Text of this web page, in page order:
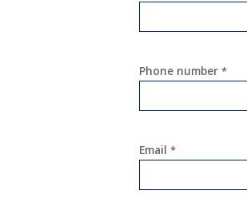
Phone number *
Email *